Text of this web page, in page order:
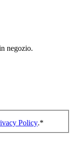
negozio.
Policy.*